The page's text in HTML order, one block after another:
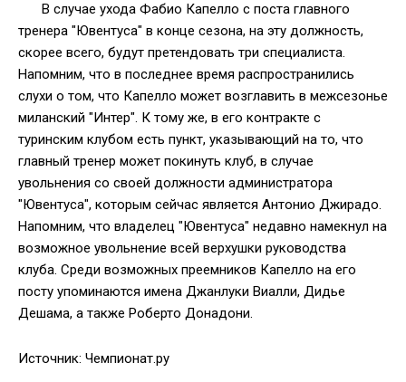
В случае ухода Фабио Капелло с поста главного
тренера "Ювентуса" в конце сезона, на эту должность,
скорее всего, будут претендовать три специалиста.
Напомним, что в последнее время распространились
слухи о том, что Капелло может возглавить в межсезонье
миланский "Интер". К тому же, в его контракте с
туринским клубом есть пункт, указывающий на то, что
главный тренер может покинуть клуб, в случае
увольнения со своей должности администратора
"Ювентуса", которым сейчас является Антонио Джирадо.
Напомним, что владелец "Ювентуса" недавно намекнул на
возможное увольнение всей верхушки руководства
клуба. Среди возможных преемников Капелло на его
посту упоминаются имена Джанлуки Виалли, Дидье
Дешама, а также Роберто Донадони.
Источник: Чемпионат.ру